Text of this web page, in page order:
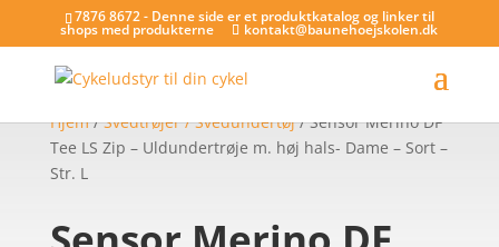
7876 8672 - Denne side er et produktkatalog og linker til
shops med produkterne kontakt@baunehoejskolen.dk
Hjem/Svedtrøjer / Svedundertøj/ Sensor Merino DF
Tee LS Zip – Uldundertrøje m. høj hals- Dame – Sort –
Str. L